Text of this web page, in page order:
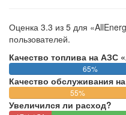
Оценка 3.3 из 5 для
пользователей.
Качество топлива на АЗС
65%
Complete
(success)
65%
Качество обслуживания
55%
Complete
55%
Увеличился ли расход?